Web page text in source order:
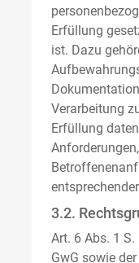
Erfüllung
ist. Dazu
Verarbeitung
Erfüllung
3.2.
Art. 6 Abs. 1
GwG sowie